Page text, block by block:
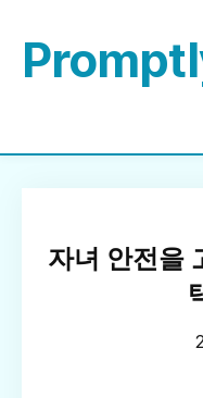
자녀 안전을